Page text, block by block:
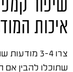
שיפור
איכות
צרו 3-4
שתוכלו להבין אם